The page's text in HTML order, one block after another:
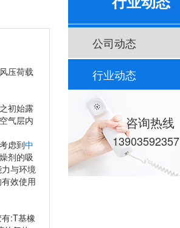
公司动态
行业动态
咨询热线
13903592357
压荷载
初始露
气层内
虑到中
剂的吸
与环境
效使用
:T基橡